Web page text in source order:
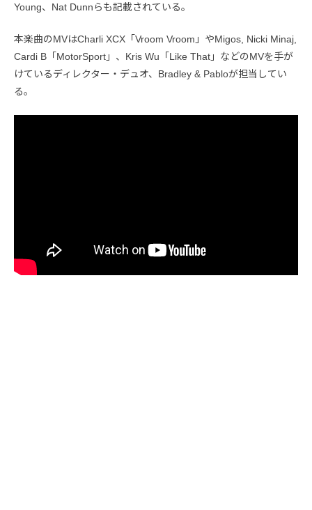
Young、Nat Dunnらも記載されている。
本楽曲のMVはCharli XCX「Vroom Vroom」やMigos, Nicki Minaj,
Cardi B「MotorSport」、Kris Wu「Like That」などのMVを手が
けているディレクター・デュオ、Bradley & Pabloが担当してい
る。